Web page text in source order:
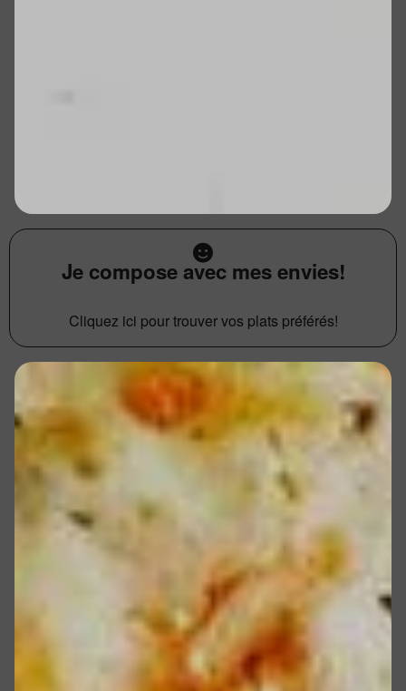
Je compose avec mes envies!
Cliquez ici pour trouver vos plats préférés!